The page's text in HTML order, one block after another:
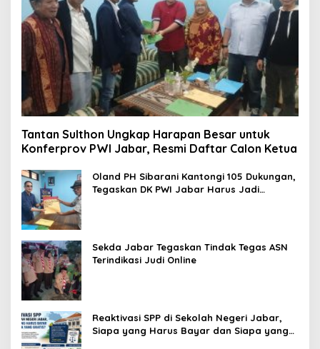
Tantan Sulthon Ungkap Harapan Besar untuk
Konferprov PWI Jabar, Resmi Daftar Calon Ketua
Oland PH Sibarani Kantongi 105 Dukungan,
Tegaskan DK PWI Jabar Harus Jadi
Sekda Jabar Tegaskan Tindak Tegas ASN
Terindikasi Judi Online
Reaktivasi SPP di Sekolah Negeri Jabar,
Siapa yang Harus Bayar dan Siapa yang